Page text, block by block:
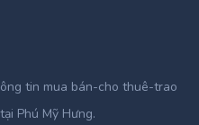
tin mua bán-cho thuê-trao
Phú Mỹ Hưng.